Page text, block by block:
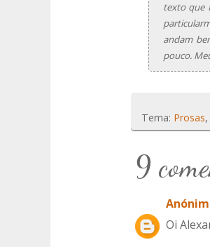
texto que
andam
pouco.
Tema: Prosas,
9
Oi